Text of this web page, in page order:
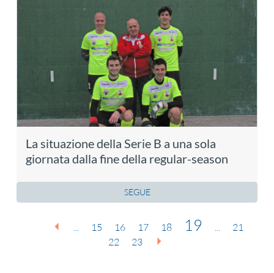
La situazione della Serie B a una sola
giornata dalla fine della regular-season
SEGUE
15 16 17 18 19
21
22
23